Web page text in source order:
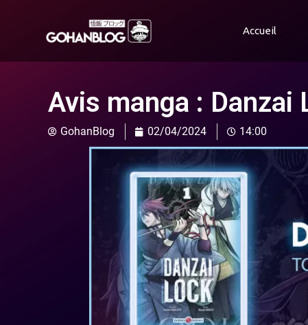
Accueil
Avis manga : Danzai
GohanBlog 02/04/2024 14:00